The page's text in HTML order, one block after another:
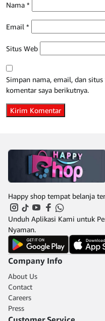
Nama *
Email *
Situs Web
Simpan nama, email, dan
komentar saya berikutnya.
Happy shop tempat belanja
Unduh Aplikasi Kami untuk
Nyaman.
Company Info
About Us
Contact
Careers
Press